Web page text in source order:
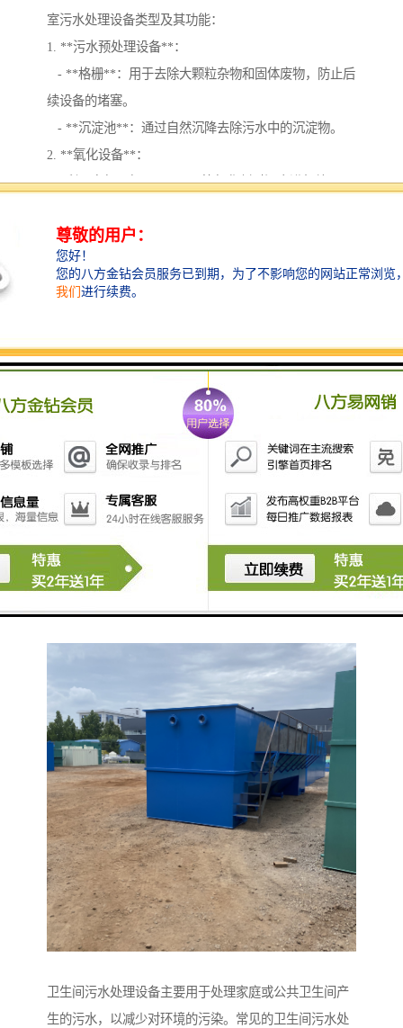
室污水处理设备类型及其功能：
1. **污水预处理设备**：
- **格栅**：用于去除大颗粒杂物和固体废物，防止后
续设备的堵塞。
- **沉淀池**：通过自然沉降去除污水中的沉淀物。
2. **氧化设备**：
- 利用臭氧、氯、 peroxide等氧化剂对污水进行处理，
3. **生物处理设备**：
- **生物反应器**：利用微生物降解污水中的有机污染
物，可以是好氧或厌氧生物处理。
- **超滤膜**和**纳滤膜**等，通过膜的选择性使污水
中的细菌和药物成分被有效去除。
5. **污水消毒设备**：
- 采用紫外线消毒或者化学消毒剂进行进一步处理，确
保排放水质安全。
- 将处理后的污水用于非饮用水用途，如冲厕、园艺
使用这些设备时，需要遵循相关的废物处理法规，确保
处理过程安全、有效。选购时也应考虑设备的处理能
力、维护成本及其环境适应性等因素。
卫生间污水处理设备主要用于处理家庭或公共卫生间产
生的污水，以减少对环境的污染。常见的卫生间污水处